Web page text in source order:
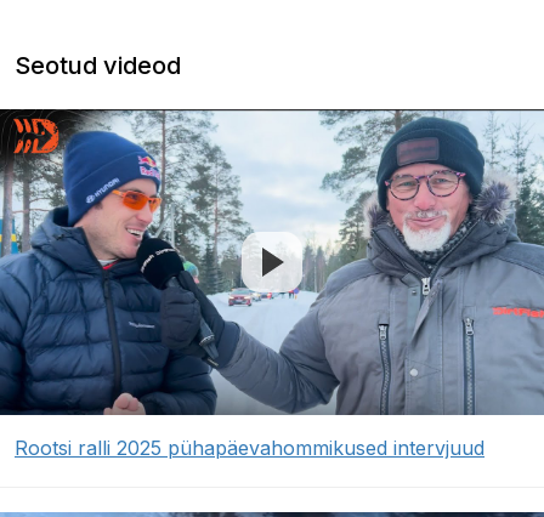
Seotud videod
Rootsi ralli 2025 pühapäevahommikused intervjuud